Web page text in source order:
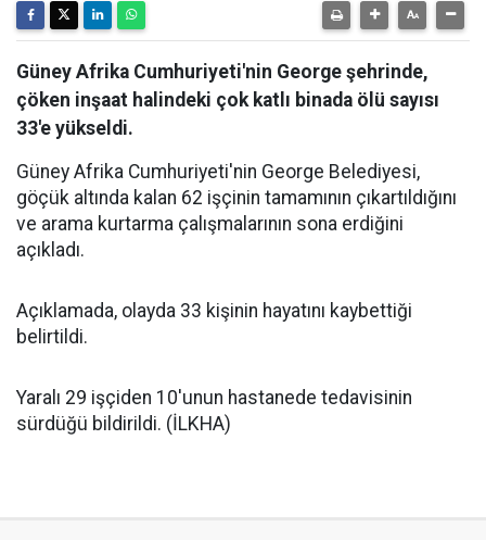
Güney Afrika Cumhuriyeti'nin George şehrinde,
çöken inşaat halindeki çok katlı binada ölü sayısı
33'e yükseldi.
Güney Afrika Cumhuriyeti'nin George Belediyesi,
göçük altında kalan 62 işçinin tamamının çıkartıldığını
ve arama kurtarma çalışmalarının sona erdiğini
açıkladı.
Açıklamada, olayda 33 kişinin hayatını kaybettiği
belirtildi.
Yaralı 29 işçiden 10'unun hastanede tedavisinin
sürdüğü bildirildi. (İLKHA)